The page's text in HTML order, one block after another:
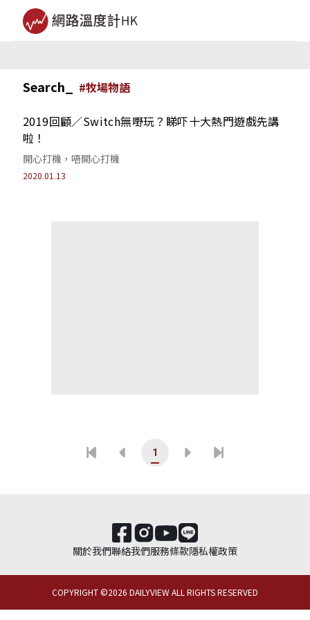
Search_ #牧場物語
2019回顧／Switch無嘢玩？睇吓十大熱門遊戲先講
啦！
開心打機，唔開心打機
2020.01.13
1
關於我們聯絡我們服務條款隱私權政策
COPYRIGHT ©2026 DAILYVIEW ALL RIGHTS RESERVED